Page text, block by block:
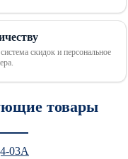
скидок и персональное
товары